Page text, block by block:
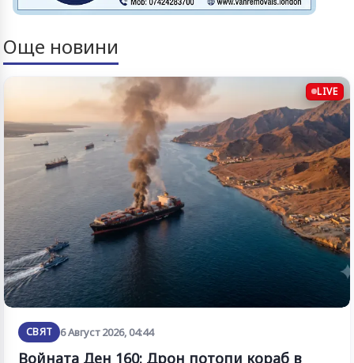
Още новини
LIVE
СВЯТ 6 Август 2026, 04:44
Войната Ден 160: Дрон потопи кораб в